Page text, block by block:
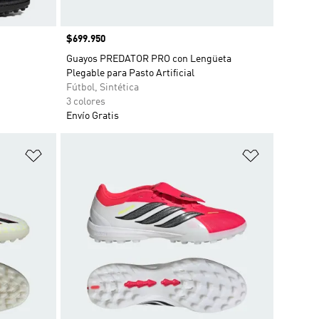
Precio
$699.950
Guayos PREDATOR PRO con Lengüeta
Plegable para Pasto Artificial
Fútbol, Sintética
3 colores
Envío Gratis